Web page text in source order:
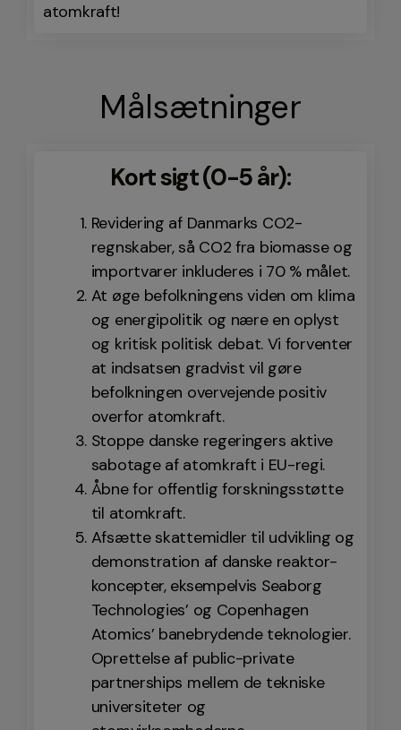
atomkraft!
Målsætninger
Kort sigt (0-5 år):
Revidering af Danmarks CO2-
regnskaber, så CO2 fra biomasse og
importvarer inkluderes i 70 % målet.
At øge befolkningens viden om klima
og energipolitik og nære en oplyst
og kritisk politisk debat. Vi forventer
at indsatsen gradvist vil gøre
befolkningen overvejende positiv
overfor atomkraft.
Stoppe danske regeringers aktive
sabotage af atomkraft i EU-regi.
Åbne for offentlig forskningsstøtte
til atomkraft.
Afsætte skattemidler til udvikling og
demonstration af danske reaktor-
koncepter, eksempelvis Seaborg
Technologies’ og Copenhagen
Atomics’ banebrydende teknologier.
Oprettelse af public-private
partnerships mellem de tekniske
universiteter og